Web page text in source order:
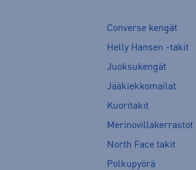
Converse kengät
Helly Hansen -takit
Juoksukengät
Jääkiekkomailat
Kuoritakit
Merinovillakerrastot
North Face takit
Polkupyörä